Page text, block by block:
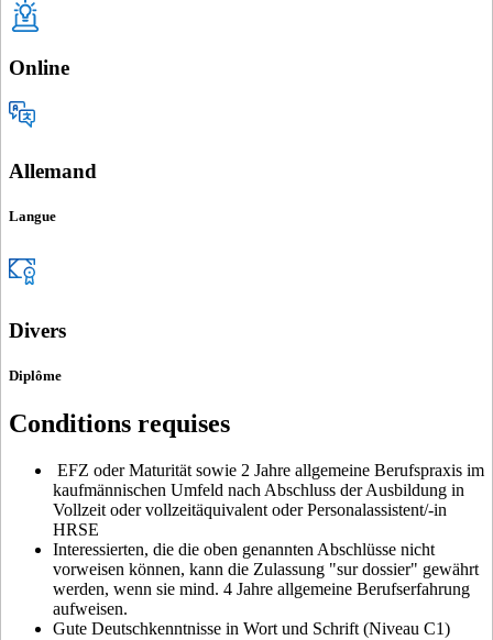
Online
Allemand
Langue
Divers
Diplôme
Conditions requises
EFZ oder Maturität sowie 2 Jahre allgemeine Berufspraxis im
kaufmännischen Umfeld nach Abschluss der Ausbildung in
Vollzeit oder vollzeitäquivalent oder Personalassistent/-in
HRSE
Interessierten, die die oben genannten Abschlüsse nicht
vorweisen können, kann die Zulassung "sur dossier" gewährt
werden, wenn sie mind. 4 Jahre allgemeine Berufserfahrung
aufweisen.
Gute Deutschkenntnisse in Wort und Schrift (Niveau C1)